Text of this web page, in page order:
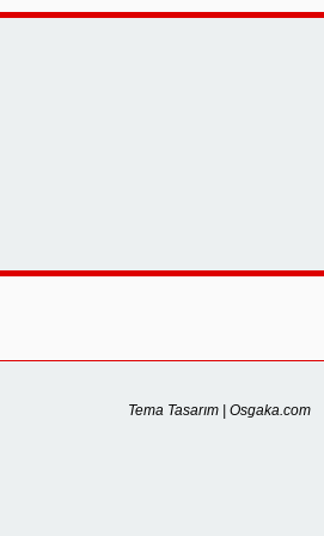
Tema Tasarım | Osgaka.com